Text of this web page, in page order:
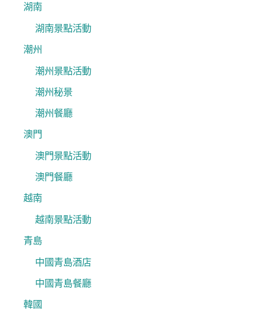
湖南
湖南景點活動
潮州
潮州景點活動
潮州秘景
潮州餐廳
澳門
澳門景點活動
澳門餐廳
越南
越南景點活動
青島
中國青島酒店
中國青島餐廳
韓國